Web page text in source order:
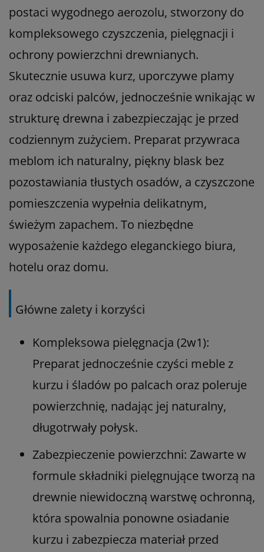
postaci wygodnego aerozolu, stworzony do
kompleksowego czyszczenia, pielęgnacji i
ochrony powierzchni drewnianych.
Skutecznie usuwa kurz, uporczywe plamy
oraz odciski palców, jednocześnie wnikając w
strukturę drewna i zabezpieczając je przed
codziennym zużyciem. Preparat przywraca
meblom ich naturalny, piękny blask bez
pozostawiania tłustych osadów, a czyszczone
pomieszczenia wypełnia delikatnym,
świeżym zapachem. To niezbędne
wyposażenie każdego eleganckiego biura,
hotelu oraz domu.
Główne zalety i korzyści
Kompleksowa pielęgnacja (2w1):
Preparat jednocześnie czyści meble z
kurzu i śladów po palcach oraz poleruje
powierzchnię, nadając jej naturalny,
długotrwały połysk.
Zabezpieczenie powierzchni: Zawarte w
formule składniki pielęgnujące tworzą na
drewnie niewidoczną warstwę ochronną,
która spowalnia ponowne osiadanie
kurzu i zabezpiecza materiał przed